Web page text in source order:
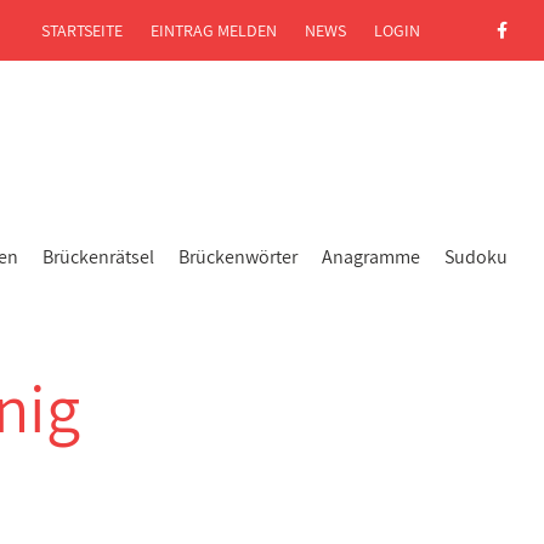
Brückenrätsel Brückenwörter Anagramme Sudoku
STARTSEITE EINTRAG MELDEN NEWS LOGIN